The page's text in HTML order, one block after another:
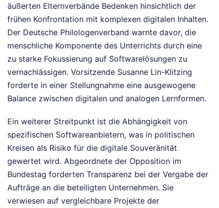
äußerten Elternverbände Bedenken hinsichtlich der
frühen Konfrontation mit komplexen digitalen Inhalten.
Der Deutsche Philologenverband warnte davor, die
menschliche Komponente des Unterrichts durch eine
zu starke Fokussierung auf Softwarelösungen zu
vernachlässigen. Vorsitzende Susanne Lin-Klitzing
forderte in einer Stellungnahme eine ausgewogene
Balance zwischen digitalen und analogen Lernformen.
Ein weiterer Streitpunkt ist die Abhängigkeit von
spezifischen Softwareanbietern, was in politischen
Kreisen als Risiko für die digitale Souveränität
gewertet wird. Abgeordnete der Opposition im
Bundestag forderten Transparenz bei der Vergabe der
Aufträge an die beteiligten Unternehmen. Sie
verwiesen auf vergleichbare Projekte der